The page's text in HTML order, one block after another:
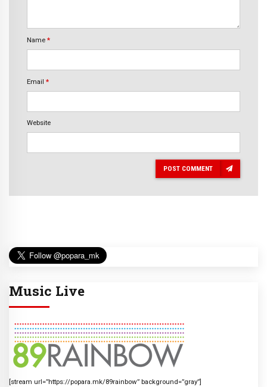
Name *
Email *
Website
POST COMMENT
Music Live
[stream url=”https://popara.mk/89rainbow” background=”gray”]